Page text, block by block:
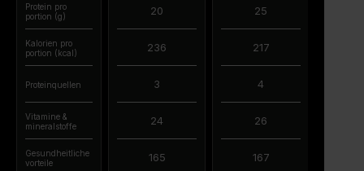
Protein pro
portion (g)
20 25
Kalorien pro
portion (kcal)
236 217
Proteinquellen 3 4
Vitamine &
mineralstoffe
24 26
Gesundheitliche
vorteile
165 167